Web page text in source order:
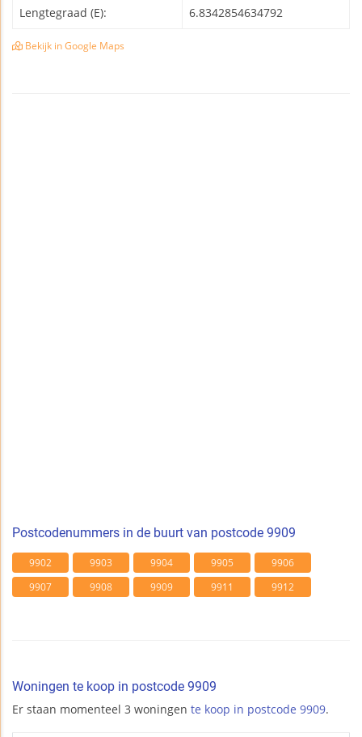
Lengtegraad (E): 6.8342854634792
Bekijk in Google Maps
Postcodenummers in de buurt van postcode 9909
9902 9903 9904 9905
9906
9907
9908 9909 9911 9912
Woningen te koop in postcode 9909
Er staan momenteel 3 woningen te koop in postcode 9909.